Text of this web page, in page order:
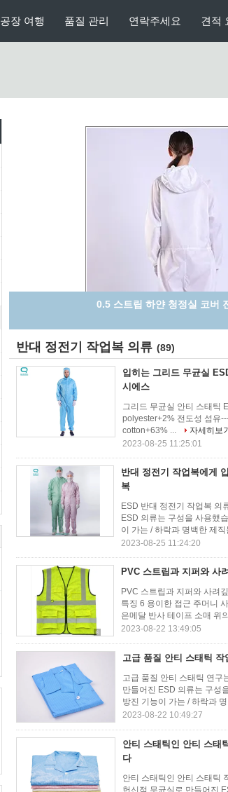
공장 여행 품질 관리 연락주세요 견적
다채색 및 다채로운 스타일로 사용자 정의
반대 정전기 작업복 의류 (89)
입히는 그리드 무균실
시에스
그리드 무균실 안티 스태틱
polyester+2% 전도성 섬유
cotton+63% ...
자세히보기
2023-08-25 11:25:01
반대 정전기 작업복에게
복
ESD 반대 정전기 작업복 의
ESD 의류는 구성을 사용했
이 가는 / 하락과 명백한 제
2023-08-25 11:24:20
PVC 스트립과 지퍼와 사
PVC 스트립과 지퍼와 사려
특징 6 용이한 접근 주머니
은메달 반사 테이프 소매 위
2023-08-22 13:49:05
고급 품질 안티 스태틱 작
고급 품질 안티 스태틱 연구
만들어진 ESD 의류는 구성
방진 기능이 가는 / 하락과
2023-08-22 10:49:27
안티 스태틱인 안티 스태
다
안티 스태틱인 안티 스태틱
헌신적 무균실로 만들어진